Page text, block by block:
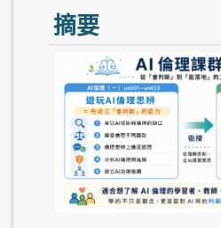
摘要